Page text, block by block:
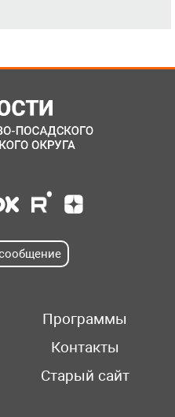
Программы
Контакты
Старый сайт